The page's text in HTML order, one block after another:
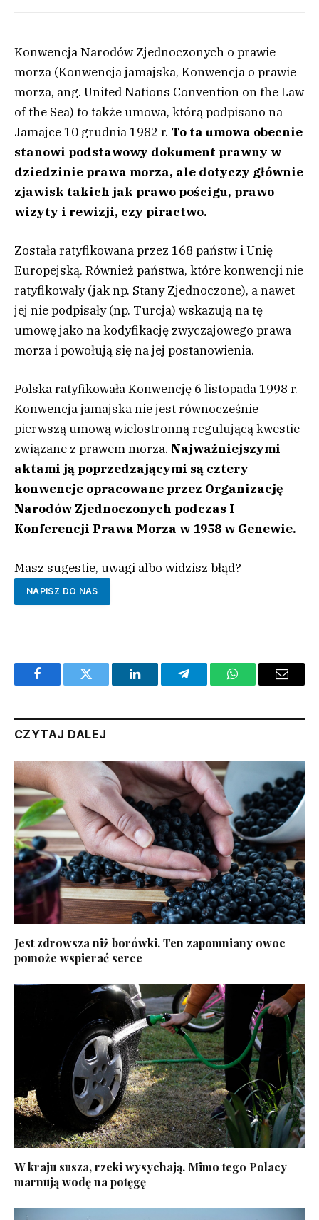
Konwencja Narodów Zjednoczonych o prawie
morza (Konwencja jamajska, Konwencja o prawie
morza, ang. United Nations Convention on the Law
of the Sea) to także umowa, którą podpisano na
Jamajce 10 grudnia 1982 r. To ta umowa obecnie
stanowi podstawowy dokument prawny w
dziedzinie prawa morza, ale dotyczy głównie
zjawisk takich jak prawo pościgu, prawo
wizyty i rewizji, czy piractwo.
Została ratyfikowana przez 168 państw i Unię
Europejską. Również państwa, które konwencji nie
ratyfikowały (jak np. Stany Zjednoczone), a nawet
jej nie podpisały (np. Turcja) wskazują na tę
umowę jako na kodyfikację zwyczajowego prawa
morza i powołują się na jej postanowienia.
Polska ratyfikowała Konwencję 6 listopada 1998 r.
Konwencja jamajska nie jest równocześnie
pierwszą umową wielostronną regulującą kwestie
związane z prawem morza. Najważniejszymi
aktami ją poprzedzającymi są cztery
konwencje opracowane przez Organizację
Narodów Zjednoczonych podczas I
Konferencji Prawa Morza w 1958 w Genewie.
Masz sugestie, uwagi albo widzisz błąd?
NAPISZ DO NAS
FacebookTwitter LinkedInTelegramWhatsAppEmail
CZYTAJ DALEJ
Jest zdrowsza niż borówki. Ten zapomniany owoc
pomoże wspierać serce
W kraju susza, rzeki wysychają. Mimo tego Polacy
marnują wodę na potęgę